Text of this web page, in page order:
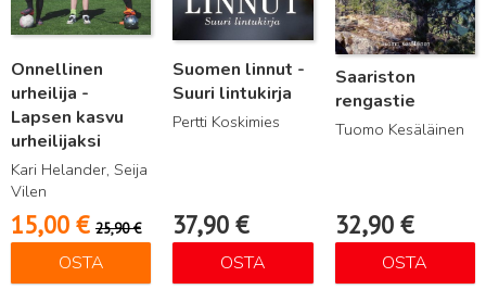
Onnellinen
urheilija -
Lapsen kasvu
urheilijaksi
Kari Helander, Seija
Vilen
15,00 € 25,90€
OSTA
Suomen linnut -
Suuri lintukirja
Pertti Koskimies
37,90€
OSTA
Saariston
rengastie
Tuomo Kesäläinen
32,90 €
OSTA